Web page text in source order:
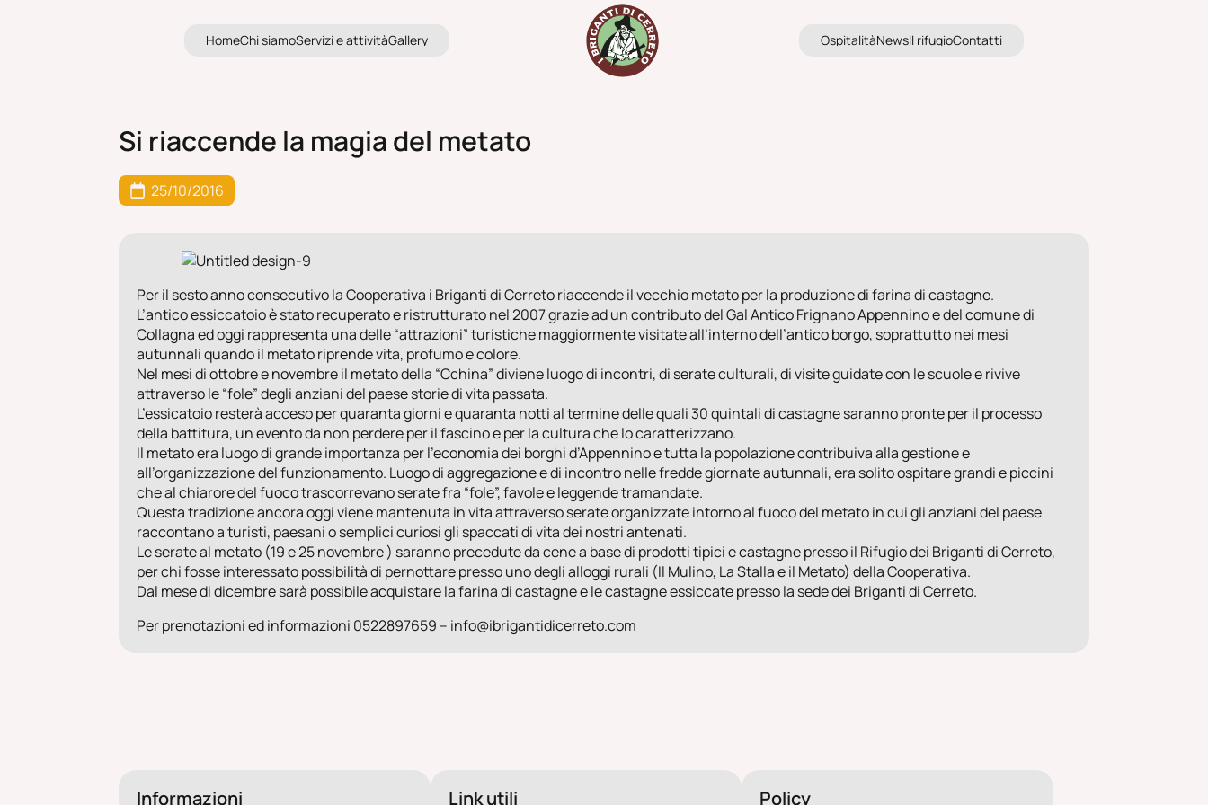
H
o
m
e
H m
C
h
i s
i
a
m
o
C isa o
S
e
r
v
i
z
i e a
t
t
i
v
i
t
à
S r i iea t vt
G
a
l
l
e
r
y
G le y
O
s
p
i
t
a
l
i
t
à
O pt lt
N
e
w
s
N w
I
l
r
i
f
u
g
i
o
I rf go
C
o
n
t
a
t
t
i
C n a t
Si riaccende la magia del metato
25/10/2016
Per il sesto anno consecutivo la Cooperativa i Briganti di Cerreto riaccende il vecchio metato per la produzione di farina di castagne.
L’antico essiccatoio è stato recuperato e ristrutturato nel 2007 grazie ad un contributo del Gal Antico Frignano Appennino e del comune di
Collagna ed oggi rappresenta una delle “attrazioni” turistiche maggiormente visitate all’interno dell’antico borgo, soprattutto nei mesi
autunnali quando il metato riprende vita, profumo e colore.
Nel mesi di ottobre e novembre il metato della “Cchina” diviene luogo di incontri, di serate culturali, di visite guidate con le scuole e rivive
attraverso le “fole” degli anziani del paese storie di vita passata.
L’essicatoio resterà acceso per quaranta giorni e quaranta notti al termine delle quali 30 quintali di castagne saranno pronte per il processo
della battitura, un evento da non perdere per il fascino e per la cultura che lo caratterizzano.
Il metato era luogo di grande importanza per l’economia dei borghi d’Appennino e tutta la popolazione contribuiva alla gestione e
all’organizzazione del funzionamento. Luogo di aggregazione e di incontro nelle fredde giornate autunnali, era solito ospitare grandi e piccini
che al chiarore del fuoco trascorrevano serate fra “fole”, favole e leggende tramandate.
Questa tradizione ancora oggi viene mantenuta in vita attraverso serate organizzate intorno al fuoco del metato in cui gli anziani del paese
raccontano a turisti, paesani o semplici curiosi gli spaccati di vita dei nostri antenati.
Le serate al metato (19 e 25 novembre ) saranno precedute da cene a base di prodotti tipici e castagne presso il Rifugio dei Briganti di Cerreto,
per chi fosse interessato possibilità di pernottare presso uno degli alloggi rurali (Il Mulino, La Stalla e il Metato) della Cooperativa.
Dal mese di dicembre sarà possibile acquistare la farina di castagne e le castagne essiccate presso la sede dei Briganti di Cerreto.
Per prenotazioni ed informazioni 0522897659 – info@ibrigantidicerreto.com
Informazioni Link utili Policy